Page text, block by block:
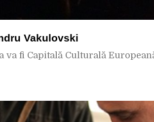
Vakulovski
va fi Capitală Culturală